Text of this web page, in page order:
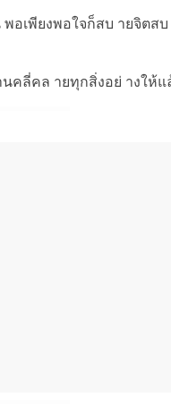
พอเพียงพอใจก็สบ ายจิต
คลี่คล ายทุกสิ่งอย่ างให้แ